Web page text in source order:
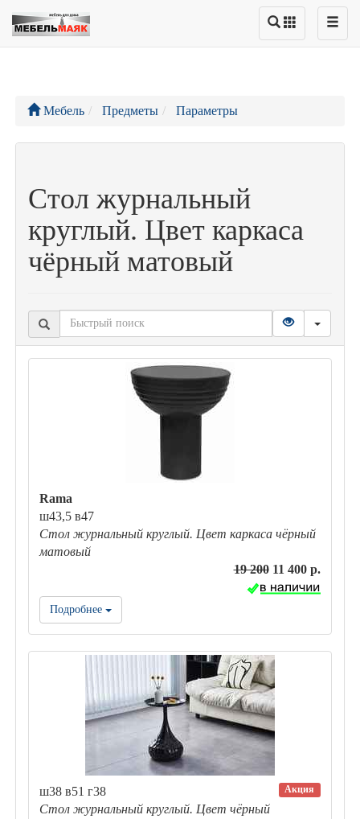
Мебель Предметы Параметры
Стол журнальный
круглый. Цвет каркаса
чёрный матовый
Rama
ш43,5 в47
Стол журнальный круглый. Цвет каркаса чёрный
матовый
19 20011 400 р.
Подробнее
Акция
ш38 в51 г38
Стол журнальный круглый. Цвет чёрный